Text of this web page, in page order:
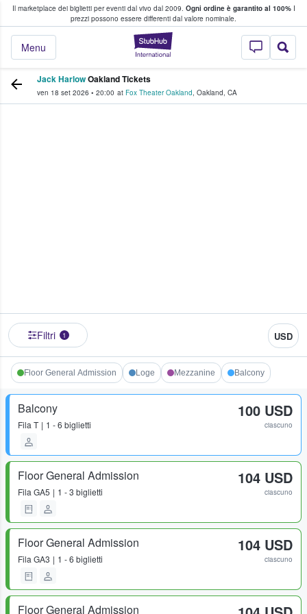
Il marketplace dei biglietti per eventi dal vivo dal 2009. Ogni ordine è garantito al 100%I
prezzi possono essere differenti dal valore nominale.
StubHub - Dove
Menu
fan comprano e vendono biglietti
Jack HarlowOakland Tickets
ven 18 set 2026 • 20:00 at Fox Theater Oakland, Oakland, CA
Filtri 1 USD
Floor General Admission Loge Mezzanine Balcony
Balcony
Fila T 1 - 6 biglietti
100 USD
ciascuno
Floor General Admission
Fila GA5 1 - 3 biglietti
104 USD
ciascuno
Floor General Admission
Fila GA3 1 - 6 biglietti
104 USD
ciascuno
Floor General Admission